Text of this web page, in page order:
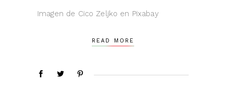
Imagen de Cico Zeljko en Pixabay
READ MORE